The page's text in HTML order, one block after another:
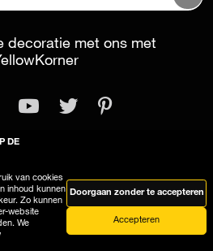
decoratie met ons met
Algemene voorwaarden
gebruikt cookies
DE
van cookies
inhoud kunnen
Zo kunnen
website
We
Doorgaan zonder te accepteren
Accepteren